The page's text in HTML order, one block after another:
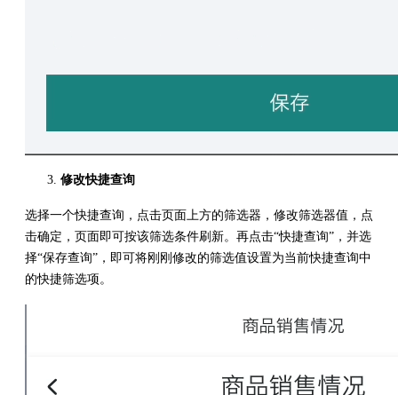
修改快捷查询
选择一个快捷查询，点击页面上方的筛选器，修改筛选器值，点
击确定，页面即可按该筛选条件刷新。再点击“快捷查询”，并选
择“保存查询”，即可将刚刚修改的筛选值设置为当前快捷查询中
的快捷筛选项。